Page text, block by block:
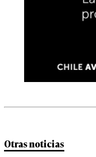
Otras noticias